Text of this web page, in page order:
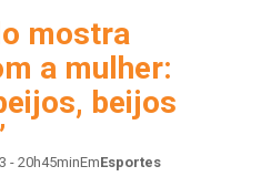
mostra
a mulher:
beijos
- 20h45minEmEsportes